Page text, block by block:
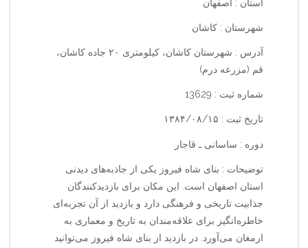
استان : اصفهان
شهرستان : کاشان
آدرس : شهرستان کاشان، کیلومتری ۲۰ جاده کاشان،
قم (مزرعه درم)
شماره ثبت : 13629
تاریخ ثبت : ۱۳۸۴/۰۸/۱۵
دوره : ساسانی ـ قاجار
توضیحات : بنای شاه فیروز یکی از جاذبه‌های دیدنی
استان اصفهان است. این مکان برای بازدیدکنندگان
جذابیت تاریخی و فرهنگی دارد و بازدید از آن تجربه‌ای
خاطره‌انگیز برای علاقه‌مندان به تاریخ و معماری به
ارمغان می‌آورد. در بازدید از بنای شاه فیروز می‌توانید